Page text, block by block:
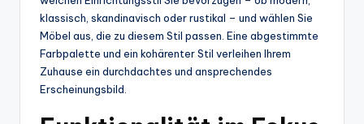
klassisch, skandinavisch oder rustikal – und wählen Sie
Möbel aus, die zu diesem Stil passen. Eine abgestimmte
Farbpalette und ein kohärenter Stil verleihen Ihrem
Zuhause ein durchdachtes und ansprechendes
Erscheinungsbild.